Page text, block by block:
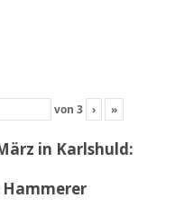
von 3 › »
in Karlshuld: